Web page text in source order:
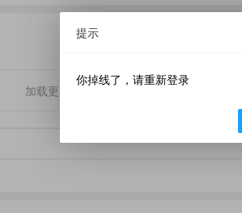
加载更多
提示
你掉线了，请重新登录